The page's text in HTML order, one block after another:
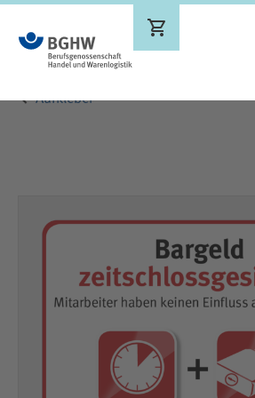
Ergebnisse werden aktualisiert
Aufkleber